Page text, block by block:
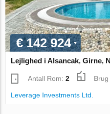
€ 142 924
Lejlighed i Alsancak, Girne,
Antall Rom:2
Leverage Investments Ltd.